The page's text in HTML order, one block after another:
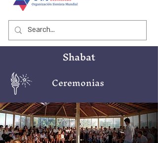
Shabat
Ceremonias